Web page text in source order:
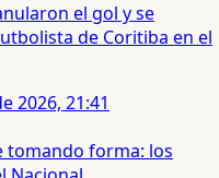
el gol y se
de Coritiba en el
2026, 21:41